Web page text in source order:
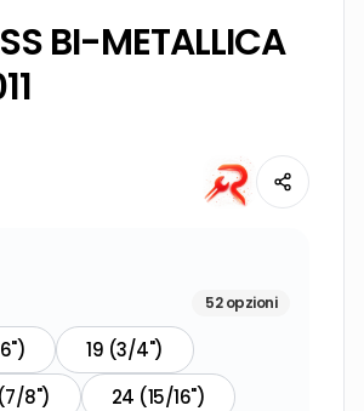
BI-METALLICA
52 opzioni
19 (3/4")
8")
24 (15/16")